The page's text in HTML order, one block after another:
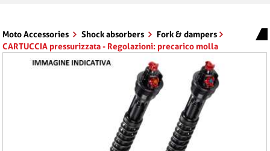
Moto Accessories Shock absorbers
Fork & dampers
CARTUCCIA pressurizzata - Regolazioni: precarico molla
idraulico estensione compressione 1 Lt. Olio PER APRILIA RSV4